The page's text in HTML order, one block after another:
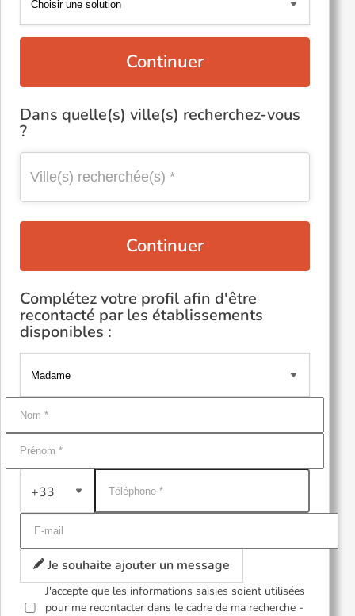
Continuer
Dans quelle(s) ville(s) recherchez-vous
?
Continuer
Complétez votre profil afin d'être
recontacté par les établissements
disponibles :
+33
Je souhaite ajouter un message
J'accepte que les informations saisies soient utilisées
pour me recontacter dans le cadre de ma recherche -